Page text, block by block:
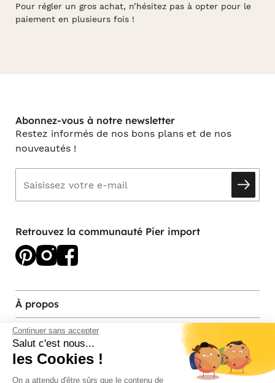
Continuer sans accepter
Salut c'est nous...
les Cookies !
On a attendu d'être sûrs que le contenu de
Pour régler un gros achat, n’hésitez pas à opter pour le
paiement en plusieurs fois !
Abonnez-vous à notre newsletter
Restez informés de nos bons plans et de nos
nouveautés !
Retrouvez la communauté Pier import
À propos
Services et contact
Magasins et Showrooms